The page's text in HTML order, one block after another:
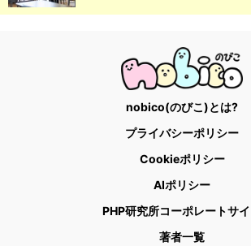
nobico(のびこ)とは?
プライバシーポリシー
Cookieポリシー
AIポリシー
PHP研究所コーポレートサイ
著者一覧